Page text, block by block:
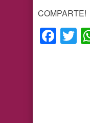
COMPARTE!